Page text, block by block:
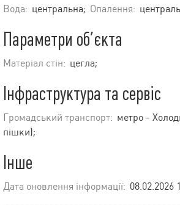
Вода: центральна; Опалення:
Параметри об’єкта
Матеріал стін: цегла;
Інфраструктура та сервіс
Громадський транспорт: метро -
пішки);
Інше
Дата оновлення інформації: 08.02.2026